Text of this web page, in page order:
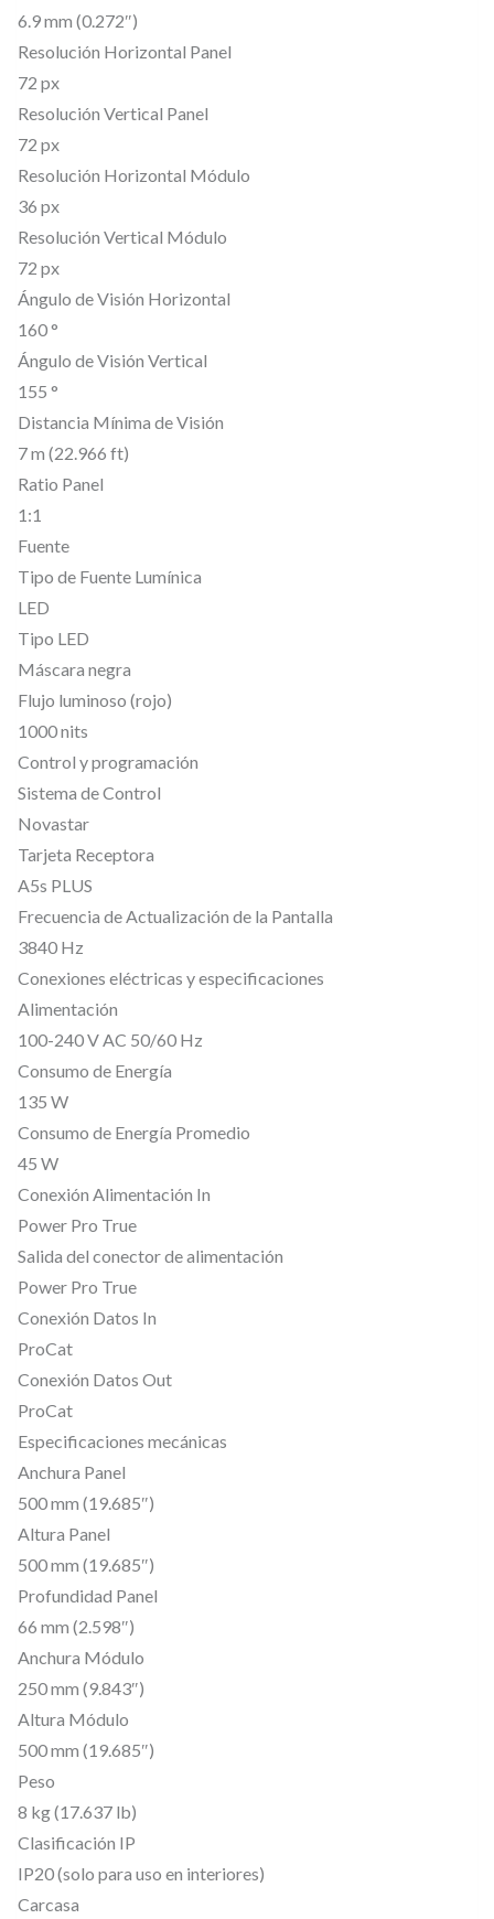
e
s
P
S
6
.
9
B
l
e
L
n
0
×
5
0
c
m
,
1
0
t
s
,
i
n
t
e
r
i
o
a
t
i
d
a
d
6.9 mm (0.272″)
Resolución Horizontal Panel
72 px
Resolución Vertical Panel
72 px
Resolución Horizontal Módulo
36 px
Resolución Vertical Módulo
72 px
Ángulo de Visión Horizontal
160 °
Ángulo de Visión Vertical
155 °
Distancia Mínima de Visión
7 m (22.966 ft)
Ratio Panel
1:1
Fuente
Tipo de Fuente Lumínica
LED
Tipo LED
Máscara negra
Flujo luminoso (rojo)
1000 nits
Control y programación
Sistema de Control
Novastar
Tarjeta Receptora
A5s PLUS
Frecuencia de Actualización de la Pantalla
3840 Hz
Conexiones eléctricas y especificaciones
Alimentación
100-240 V AC 50/60 Hz
Consumo de Energía
135 W
Consumo de Energía Promedio
45 W
Conexión Alimentación In
Power Pro True
Salida del conector de alimentación
Power Pro True
Conexión Datos In
ProCat
Conexión Datos Out
ProCat
Especificaciones mecánicas
Anchura Panel
500 mm (19.685″)
Altura Panel
500 mm (19.685″)
Profundidad Panel
66 mm (2.598″)
Anchura Módulo
250 mm (9.843″)
Altura Módulo
500 mm (19.685″)
Peso
8 kg (17.637 lb)
Clasificación IP
IP20 (solo para uso en interiores)
Carcasa